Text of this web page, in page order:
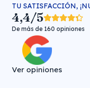
TU SATISFACCIÓN,
4,4/5
De más de 160 opiniones
Ver opiniones